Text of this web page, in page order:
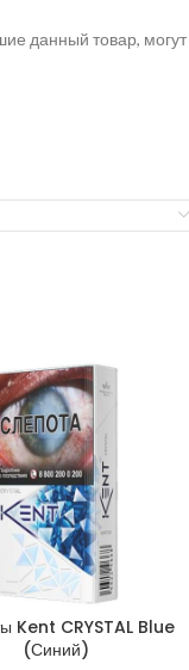
данный товар, могут
Kent CRYSTAL Blue
(Синий)